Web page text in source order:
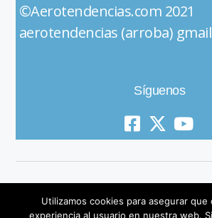
©Aerotendencias.com
aerotendencias (arroba)
Síguenos
Utilizamos cookies para asegurar que
experiencia al usuario en nuestra web.